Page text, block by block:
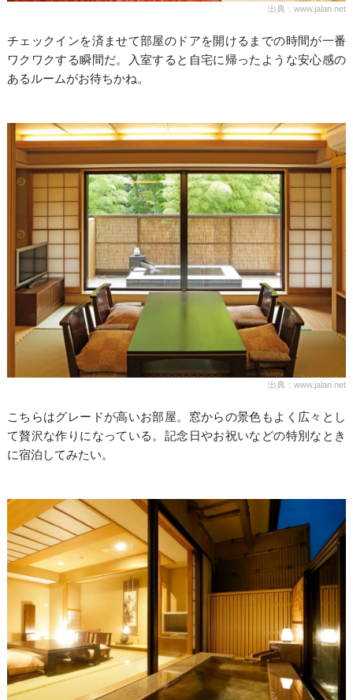
出典：www.jalan.net
チェックインを済ませて部屋のドアを開けるまでの時間が一番
ワクワクする瞬間だ。入室すると自宅に帰ったような安心感の
あるルームがお待ちかね。
出典：www.jalan.net
こちらはグレードが高いお部屋。窓からの景色もよく広々とし
て贅沢な作りになっている。記念日やお祝いなどの特別なとき
に宿泊してみたい。